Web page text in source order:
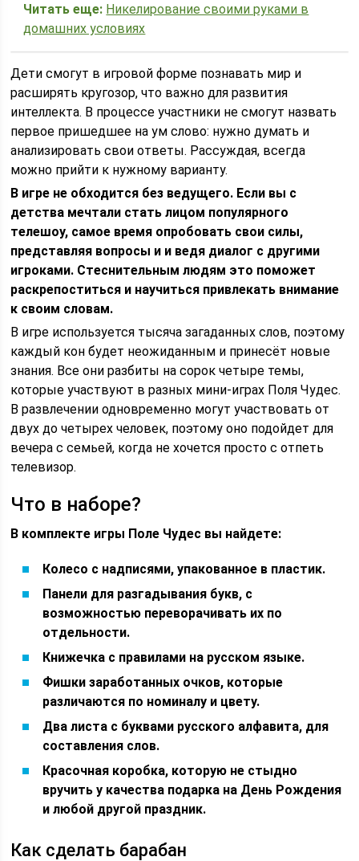
Читать еще: Никелирование своими руками в
домашних условиях
Дети смогут в игровой форме познавать мир и
расширять кругозор, что важно для развития
интеллекта. В процессе участники не смогут назвать
первое пришедшее на ум слово: нужно думать и
анализировать свои ответы. Рассуждая, всегда
можно прийти к нужному варианту.
В игре не обходится без ведущего. Если вы с
детства мечтали стать лицом популярного
телешоу, самое время опробовать свои силы,
представляя вопросы и и ведя диалог с другими
игроками. Стеснительным людям это поможет
раскрепоститься и научиться привлекать внимание
к своим словам.
В игре используется тысяча загаданных слов, поэтому
каждый кон будет неожиданным и принесёт новые
знания. Все они разбиты на сорок четыре темы,
которые участвуют в разных мини-играх Поля Чудес.
В развлечении одновременно могут участвовать от
двух до четырех человек, поэтому оно подойдет для
вечера с семьей, когда не хочется просто с отпеть
телевизор.
Что в наборе?
В комплекте игры Поле Чудес вы найдете:
Колесо с надписями, упакованное в пластик.
Панели для разгадывания букв, с
возможностью переворачивать их по
отдельности.
Книжечка с правилами на русском языке.
Фишки заработанных очков, которые
различаются по номиналу и цвету.
Два листа с буквами русского алфавита, для
составления слов.
Красочная коробка, которую не стыдно
вручить у качества подарка на День Рождения
и любой другой праздник.
Как сделать барабан